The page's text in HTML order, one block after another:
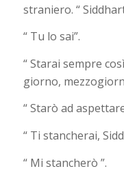
straniero. “
“ Tu lo sai”.
“ Starai sempre
giorno,
“ Starò ad
“ Ti stancherai,
“ Mi stancherò ”.